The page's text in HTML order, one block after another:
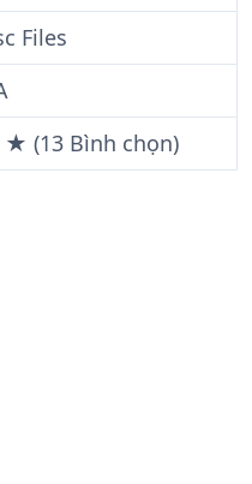
Files
★ (13 Bình chọn)